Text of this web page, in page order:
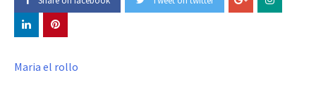
Maria el rollo